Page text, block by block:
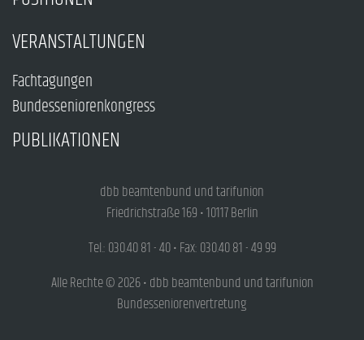
VERANSTALTUNGEN
Fachtagungen
Bundesseniorenkongress
PUBLIKATIONEN
dbb beamtenbund und tarifunion
Friedrichstraße 169 • 10117 Berlin
Tel.: 030.40 81 - 40 • Fax: 030.40 81 - 49 99
Alle Rechte © 2026 • dbb beamtenbund und tarifunion
Bundesseniorenvertretung